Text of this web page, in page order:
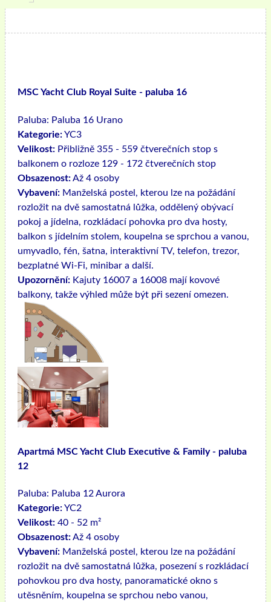
MSC Yacht Club Royal Suite - paluba 16
Paluba: Paluba 16 Urano
Kategorie:YC3
Velikost: Přibližně 355 - 559 čtverečních stop s
balkonem o rozloze 129 - 172 čtverečních stop
Obsazenost:Až 4 osoby
Vybavení: Manželská postel, kterou lze na požádání
rozložit na dvě samostatná lůžka, oddělený obývací
pokoj a jídelna, rozkládací pohovka pro dva hosty,
balkon s jídelním stolem, koupelna se sprchou a vanou,
umyvadlo, fén, šatna, interaktivní TV, telefon, trezor,
bezplatné Wi-Fi, minibar a další.
Upozornění: Kajuty 16007 a 16008 mají kovové
balkony, takže výhled může být při sezení omezen.
Apartmá MSC Yacht Club Executive & Family - paluba
12
Paluba: Paluba 12 Aurora
Kategorie:YC2
Velikost: 40 - 52 m²
Obsazenost:Až 4 osoby
Vybavení: Manželská postel, kterou lze na požádání
rozložit na dvě samostatná lůžka, posezení s rozkládací
pohovkou pro dva hosty, panoramatické okno s
utěsněním, koupelna se sprchou nebo vanou,